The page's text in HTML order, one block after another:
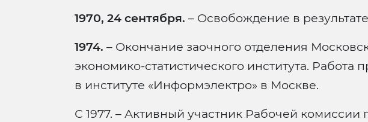
1970, 24 сентября. – Освобождение в
1974. – Окончание заочного отделения
экономико-статистического института. Работа
в институте «Информэлектро» в Москве.
С 1977. – Активный участник Рабочей комиссии